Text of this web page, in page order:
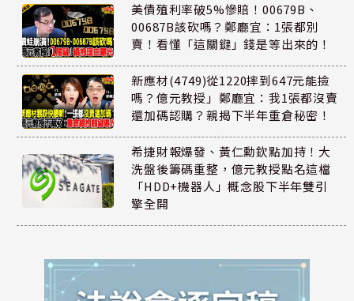
美債殖利率破5%慘賠！00679B、
00687B該砍嗎？鄭廳宜：1張都別
賣！看懂「這關鍵」錢是等出來的！
新應材(4749)從1220摔到647元能撿
嗎？億元教授」鄭廳宜：我1張都沒賣
還加碼認購？親揭下半年重倉秘密！
希捷財報爆發、黃仁勳欽點加持！大
洗盤後籌碼重整，億元教授點名這檔
「HDD+機器人」概念股下半年雙引
擎全開